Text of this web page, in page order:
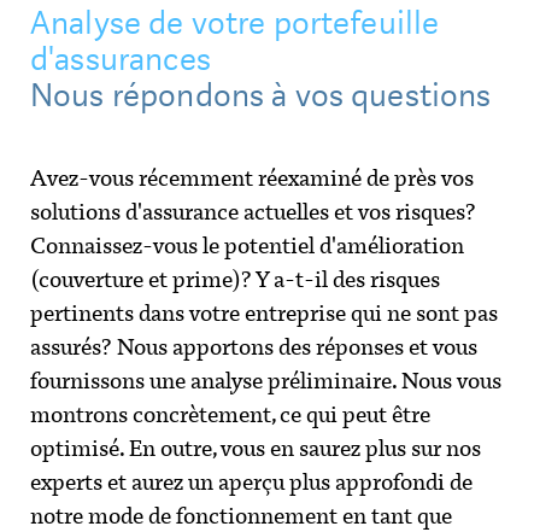
Analyse de votre portefeuille
d'assurances
Nous répondons à vos questions
Avez-vous récemment réexaminé de près vos
solutions d'assurance actuelles et vos risques?
Connaissez-vous le potentiel d'amélioration
(couverture et prime)? Y a-t-il des risques
pertinents dans votre entreprise qui ne sont pas
assurés? Nous apportons des réponses et vous
fournissons une analyse préliminaire. Nous vous
montrons concrètement, ce qui peut être
optimisé. En outre, vous en saurez plus sur nos
experts et aurez un aperçu plus approfondi de
notre mode de fonctionnement en tant que